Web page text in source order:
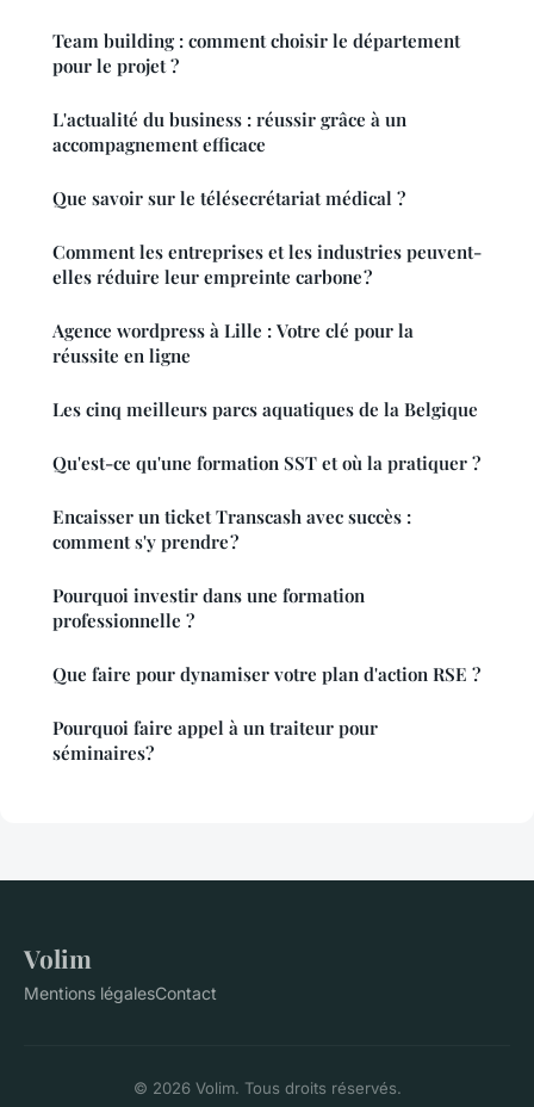
Team building : comment choisir le département
pour le projet ?
L'actualité du business : réussir grâce à un
accompagnement efficace
Que savoir sur le télésecrétariat médical ?
Comment les entreprises et les industries peuvent-
elles réduire leur empreinte carbone ?
Agence wordpress à Lille : Votre clé pour la
réussite en ligne
Les cinq meilleurs parcs aquatiques de la Belgique
Qu'est-ce qu'une formation SST et où la pratiquer ?
Encaisser un ticket Transcash avec succès :
comment s'y prendre ?
Pourquoi investir dans une formation
professionnelle ?
Que faire pour dynamiser votre plan d'action RSE ?
Pourquoi faire appel à un traiteur pour
séminaires?
Volim
Mentions légalesContact
© 2026 Volim. Tous droits réservés.